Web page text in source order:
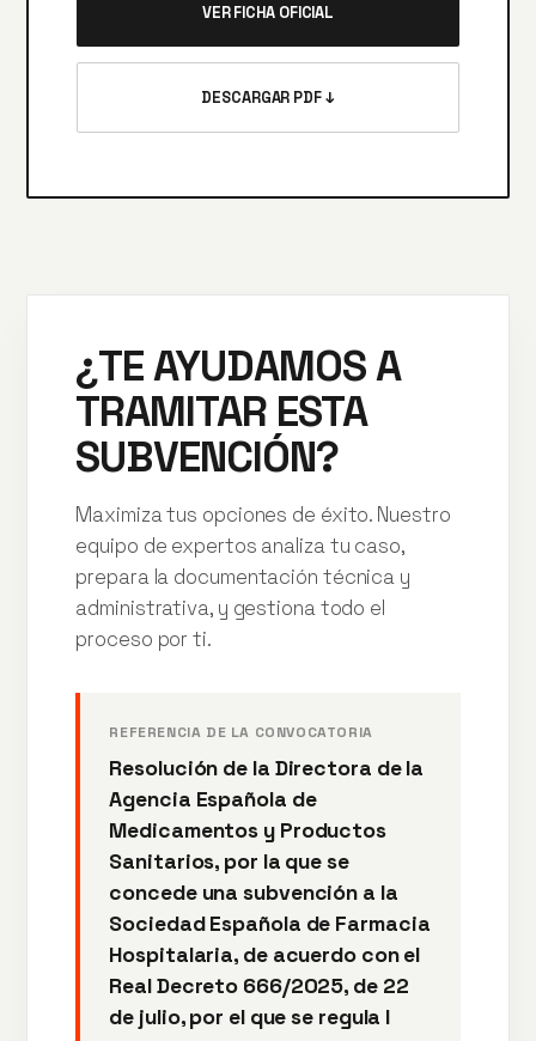
VER FICHA OFICIAL
DESCARGAR PDF ↓
¿TE AYUDAMOS A
TRAMITAR ESTA
SUBVENCIÓN?
Maximiza tus opciones de éxito. Nuestro
equipo de expertos analiza tu caso,
prepara la documentación técnica y
administrativa, y gestiona todo el
proceso por ti.
REFERENCIA DE LA CONVOCATORIA
Resolución de la Directora de la
Agencia Española de
Medicamentos y Productos
Sanitarios, por la que se
concede una subvención a la
Sociedad Española de Farmacia
Hospitalaria, de acuerdo con el
Real Decreto 666/2025, de 22
de julio, por el que se regula l